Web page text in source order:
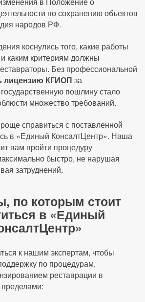
по сохранению объектов
народов РФ.
коснулись того, какие работы
каким критериям должны
Без профессиональной
лицензию КГИОП за
пошлину стало
множество требований.
справиться с поставленной
в «Единый КонсалтЦентр». Наша
вам пройти процедуру
быстро, не нарушая
затруднений.
по которым стоит
в «Единый
к нашим экспертам, чтобы
по процедурам,
реставрации в